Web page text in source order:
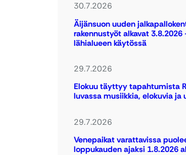
30.7.2026
Äijänsuon uuden
rakennustyöt alkavat
lähialueen käytössä
29.7.2026
Elokuu täyttyy tapahtumista
luvassa musiikkia, elokuvia ja
29.7.2026
Venepaikat varattavissa
loppukauden ajaksi 1.8.2026